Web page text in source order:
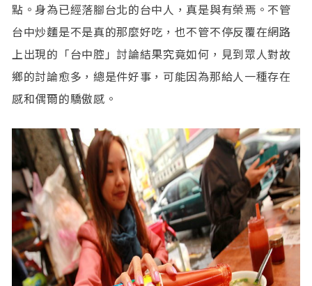
點。身為已經落腳台北的台中人，真是與有榮焉。不管
台中炒麵是不是真的那麼好吃，也不管不停反覆在網路
上出現的「台中腔」討論結果究竟如何，見到眾人對故
鄉的討論愈多，總是件好事，可能因為那給人一種存在
感和偶爾的驕傲感。